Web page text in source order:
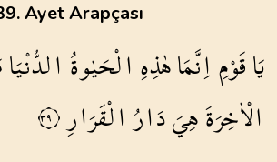
Ayet Arapçası
يَاقَوْمِاِنَّمَاهٰذِهِالْحَيٰوةُ الدُّنْيَا
الْاٰخِرَةَهِيَدَارُالْقَرَارِ ٣٩